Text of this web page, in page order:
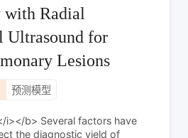
with Radial
Ultrasound for
Lesions
预测模型
i></b> Several factors have
the diagnostic yield of